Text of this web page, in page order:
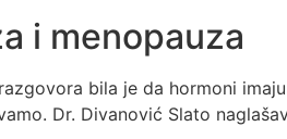
i menopauza
bila je da hormoni
Dr. Divanović Slato